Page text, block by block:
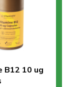
B12 10 ug